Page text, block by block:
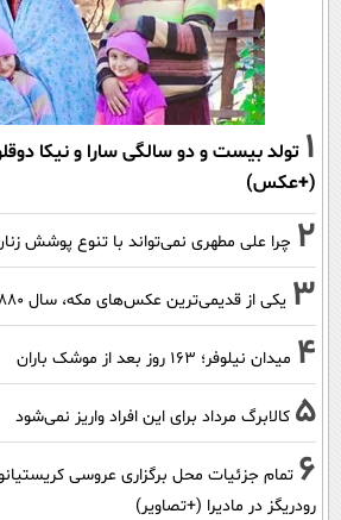
1 تولد بیست و دو سالگی سارا و نیکا
(+عکس)
2 چرا علی مطهری نمی‌تواند با تنوع پوشش
3 یکی از قدیمی‌ترین عکس‌های مکه، سال ۱۸۸۰
4 میدان نیلوفر؛ ۱۶۳ روز بعد از موشک باران
5 کالابرگ مرداد برای این افراد واریز نمی‌شود
6 تمام جزئیات محل برگزاری عروسی کریستیانو
رودریگز در مادیرا (+تصاویر)